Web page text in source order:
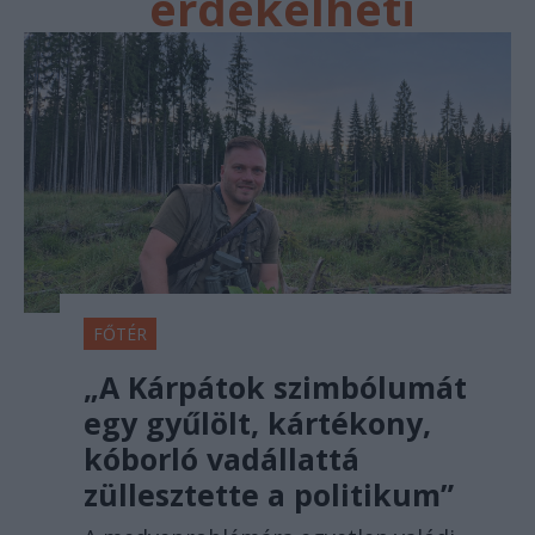
FŐTÉR
„A Kárpátok szimbólumát
egy gyűlölt, kártékony,
kóborló vadállattá
züllesztette a politikum”